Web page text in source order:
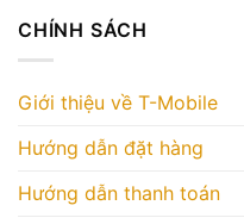
CHÍNH SÁCH
Giới thiệu về T-Mobile
Hướng dẫn đặt hàng
Hướng dẫn thanh toán